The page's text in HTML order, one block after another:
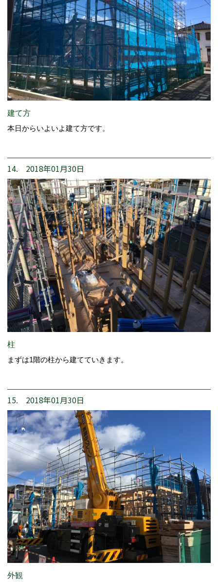
建て方
本日からいよいよ建て方です。
14. 2018年01月30日
柱
まずは1階の柱から建てていきます。
15. 2018年01月30日
外観